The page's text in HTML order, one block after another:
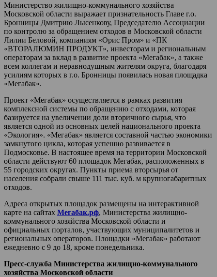
Министерство жилищно-коммунального хозяйства
Московской области выражает признательность Главе г.о.
Бронницы Дмитрию Лысенкову, Председателю Ассоциации
по контролю за обращением отходов в Московской области
Лилии Беловой, компаниям «Орис Пром» и «ПК
«ВТОРАЛЮМИН ПРОДУКТ», инвесторам и региональным
операторам за вклад в развитие проекта «Мегабак», а также
всем коллегам и неравнодушным жителям округа, благодаря
усилиям которых в г.о. Бронницы появилась новая площадка
«Мегабак».
Проект «Мегабак» осуществляется в рамках развития
комплексной системы по обращению с отходами, которая
базируется на увеличении доли вторичного сырья, что
является одной из основных целей национального проекта
«Экология». «Мегабак» является составной частью экономики
замкнутого цикла, которая успешно развивается в
Подмосковье. В настоящее время на территории Московской
области действуют 60 площадок Мегабак, расположенных в
55 городских округах. Пункты приема вторсырья от
населения собрали свыше 111 тыс. куб. м крупногабаритных
отходов.
Адреса открытых площадок размещены на интерактивной
карте на сайтах Мегабак.рф, Министерства жилищно-
коммунального хозяйства Московской области и
официальных порталов, участвующих муниципалитетов и
региональных операторов. Площадки «Мегабак» работают
ежедневно с 9 до 18, кроме понедельника.
Пресс-служба Министерства жилищно-коммунального
хозяйства Московской области